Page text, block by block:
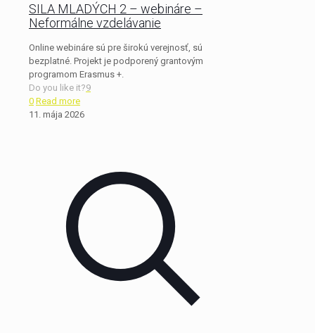
SILA MLADÝCH 2 – webináre –
Neformálne vzdelávanie
Online webináre sú pre širokú verejnosť, sú
bezplatné. Projekt je podporený grantovým
programom Erasmus +.
Do you like it?9
0 Read more
11. mája 2026